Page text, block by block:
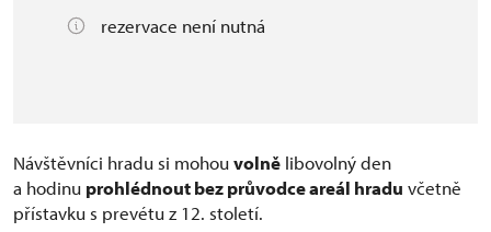
rezervace není nutná
Návštěvníci hradu si mohouvolně libovolný den
a hodinu prohlédnout bez průvodce areál hradu včetně
přístavku s prevétu z 12. století.